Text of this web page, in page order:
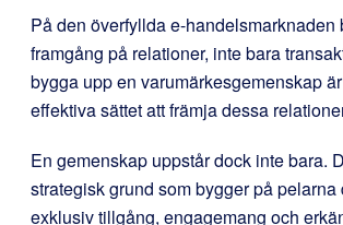
På den överfyllda e-handelsmarknaden
framgång på relationer, inte bara
bygga upp en varumärkesgemenskap
effektiva sättet att främja dessa
En gemenskap uppstår dock inte bara.
strategisk grund som bygger på pelarna
exklusiv tillgång, engagemang och